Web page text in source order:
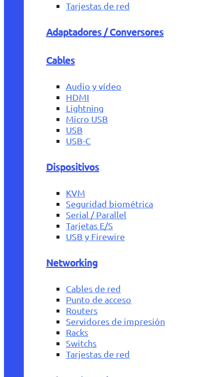
Tarjestas de red
Adaptadores / Conversores
Cables
Audio y vídeo
HDMI
Lightning
Micro USB
USB
USB-C
Dispositivos
KVM
Seguridad biométrica
Serial / Parallel
Tarjetas E/S
USB y Firewire
Networking
Cables de red
Punto de acceso
Routers
Servidores de impresión
Racks
Switchs
Tarjestas de red